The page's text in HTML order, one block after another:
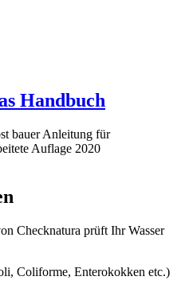
Handbuch
bauer Anleitung für
Auflage 2020
Checknatura prüft Ihr Wasser
Coliforme, Enterokokken etc.)